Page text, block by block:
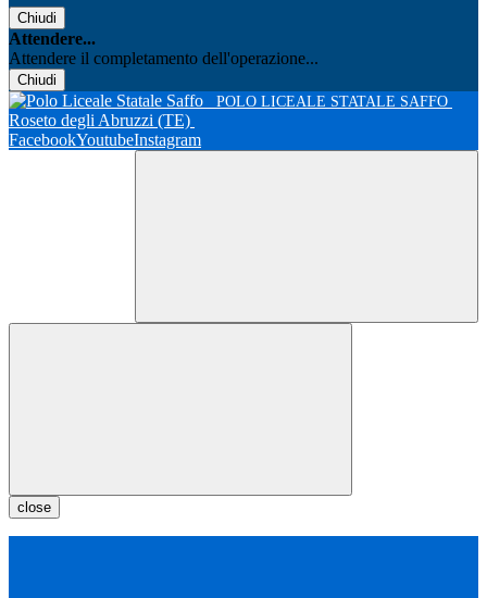
Chiudi
Attendere...
Attendere il completamento dell'operazione...
Chiudi
POLO LICEALE STATALE SAFFO
Roseto degli Abruzzi (TE)
FacebookYoutubeInstagram
close